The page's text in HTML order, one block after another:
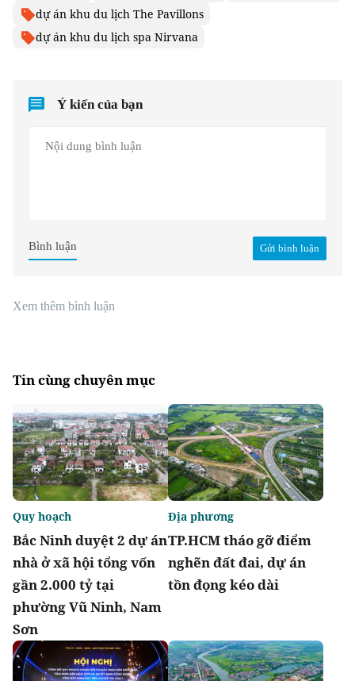
dự án khu du lịch The Pavillons
dự án khu du lịch spa Nirvana
Ý kiến của bạn
Gửi bình luận
Bình luận
Xem thêm bình luận
Tin cùng chuyên mục
Bắc Ninh duyệt 2 dự án
nhà ở xã hội tổng vốn
gần 2.000 tỷ tại
phường Vũ Ninh, Nam
Sơn
Quy hoạch
TP.HCM tháo gỡ điểm
nghẽn đất đai, dự án
tồn đọng kéo dài
Địa phương